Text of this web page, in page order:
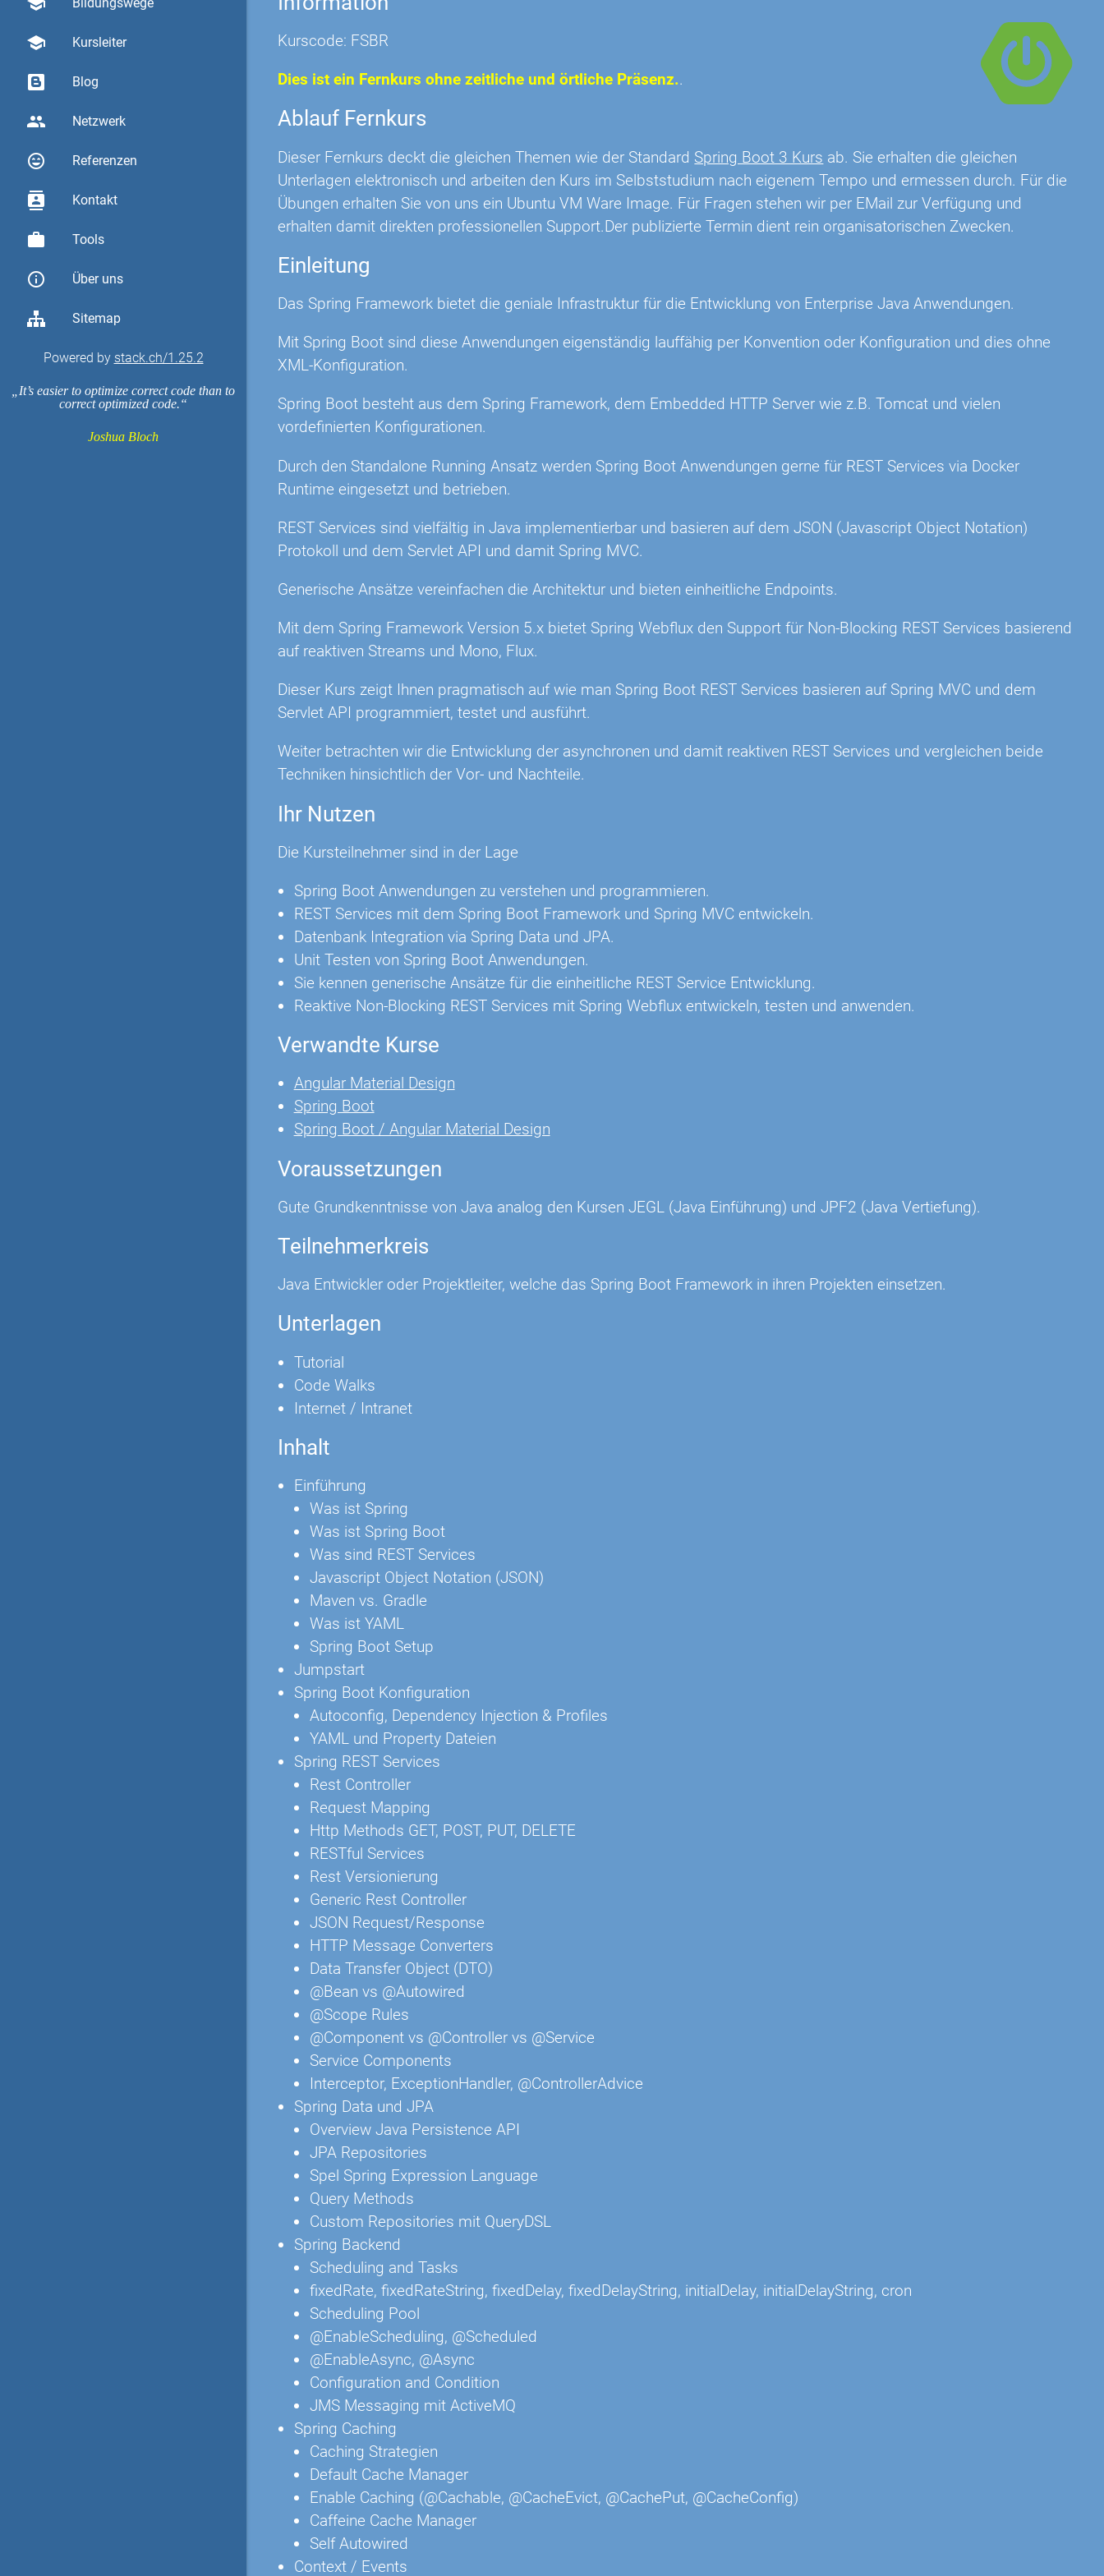
school Kursleiter
Blog
group Netzwerk
sentiment_very_satisfied Referenzen
contacts Kontakt
work Tools
info_outline Über uns
Sitemap
Powered by stack.ch/1.25.2
It’s easier to optimize correct code than to
correct optimized code.
Joshua Bloch
Kurscode: FSBR
Dies ist ein Fernkurs ohne zeitliche und örtliche Präsenz..
Ablauf Fernkurs
Dieser Fernkurs deckt die gleichen Themen wie der Standard Spring Boot 3 Kurs ab. Sie erhalten die gleichen
Unterlagen elektronisch und arbeiten den Kurs im Selbststudium nach eigenem Tempo und ermessen durch. Für die
Übungen erhalten Sie von uns ein Ubuntu VM Ware Image. Für Fragen stehen wir per EMail zur Verfügung und
erhalten damit direkten professionellen Support.Der publizierte Termin dient rein organisatorischen Zwecken.
Einleitung
Das Spring Framework bietet die geniale Infrastruktur für die Entwicklung von Enterprise Java Anwendungen.
Mit Spring Boot sind diese Anwendungen eigenständig lauffähig per Konvention oder Konfiguration und dies ohne
XML-Konfiguration.
Spring Boot besteht aus dem Spring Framework, dem Embedded HTTP Server wie z.B. Tomcat und vielen
vordefinierten Konfigurationen.
Durch den Standalone Running Ansatz werden Spring Boot Anwendungen gerne für REST Services via Docker
Runtime eingesetzt und betrieben.
REST Services sind vielfältig in Java implementierbar und basieren auf dem JSON (Javascript Object Notation)
Protokoll und dem Servlet API und damit Spring MVC.
Generische Ansätze vereinfachen die Architektur und bieten einheitliche Endpoints.
Mit dem Spring Framework Version 5.x bietet Spring Webflux den Support für Non-Blocking REST Services basierend
auf reaktiven Streams und Mono, Flux.
Dieser Kurs zeigt Ihnen pragmatisch auf wie man Spring Boot REST Services basieren auf Spring MVC und dem
Servlet API programmiert, testet und ausführt.
Weiter betrachten wir die Entwicklung der asynchronen und damit reaktiven REST Services und vergleichen beide
Techniken hinsichtlich der Vor- und Nachteile.
Ihr Nutzen
Die Kursteilnehmer sind in der Lage
Spring Boot Anwendungen zu verstehen und programmieren.
REST Services mit dem Spring Boot Framework und Spring MVC entwickeln.
Datenbank Integration via Spring Data und JPA.
Unit Testen von Spring Boot Anwendungen.
Sie kennen generische Ansätze für die einheitliche REST Service Entwicklung.
Reaktive Non-Blocking REST Services mit Spring Webflux entwickeln, testen und anwenden.
Verwandte Kurse
Angular Material Design
Spring Boot
Spring Boot / Angular Material Design
Voraussetzungen
Gute Grundkenntnisse von Java analog den Kursen JEGL (Java Einführung) und JPF2 (Java Vertiefung).
Teilnehmerkreis
Java Entwickler oder Projektleiter, welche das Spring Boot Framework in ihren Projekten einsetzen.
Unterlagen
Tutorial
Code Walks
Internet / Intranet
Inhalt
Einführung
Was ist Spring
Was ist Spring Boot
Was sind REST Services
Javascript Object Notation (JSON)
Maven vs. Gradle
Was ist YAML
Spring Boot Setup
Jumpstart
Spring Boot Konfiguration
Autoconfig, Dependency Injection & Profiles
YAML und Property Dateien
Spring REST Services
Rest Controller
Request Mapping
Http Methods GET, POST, PUT, DELETE
RESTful Services
Rest Versionierung
Generic Rest Controller
JSON Request/Response
HTTP Message Converters
Data Transfer Object (DTO)
@Bean vs @Autowired
@Scope Rules
@Component vs @Controller vs @Service
Service Components
Interceptor, ExceptionHandler, @ControllerAdvice
Spring Data und JPA
Overview Java Persistence API
JPA Repositories
Spel Spring Expression Language
Query Methods
Custom Repositories mit QueryDSL
Spring Backend
Scheduling and Tasks
fixedRate, fixedRateString, fixedDelay, fixedDelayString, initialDelay, initialDelayString, cron
Scheduling Pool
@EnableScheduling, @Scheduled
@EnableAsync, @Async
Configuration and Condition
JMS Messaging mit ActiveMQ
Spring Caching
Caching Strategien
Default Cache Manager
Enable Caching (@Cachable, @CacheEvict, @CachePut, @CacheConfig)
Caffeine Cache Manager
Self Autowired
Context / Events